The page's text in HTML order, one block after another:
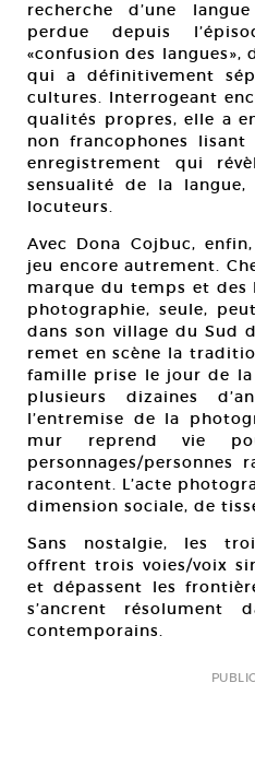
recherche d’une
perdue depuis
«confusion des langues»,
qui a définitivement
cultures. Interrogeant
qualités propres, elle a
non francophones
enregistrement qui
sensualité de la
locuteurs.
Avec Dona Cojbuc,
jeu encore autrement.
marque du temps et
photographie, seule,
dans son village du Sud
remet en scène la
famille prise le jour de
plusieurs dizaines
l’entremise de la
mur reprend vie
personnages/personnes
racontent. L’acte
dimension sociale, de
Sans nostalgie, les
offrent trois voies/voix
et dépassent les
s’ancrent résolument
contemporains.